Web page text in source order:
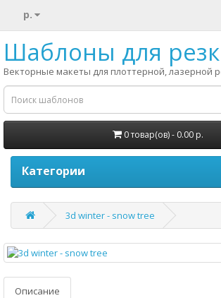
р.
Шаблоны для
Векторные макеты для плоттерной, лазерной
0 товар(ов) - 0.00 р.
Категории
3d winter - snow tree
Описание